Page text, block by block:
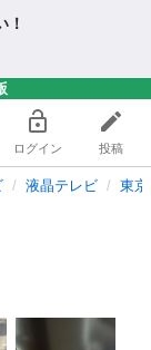
！
ログイン 投稿
液晶テレビ 東